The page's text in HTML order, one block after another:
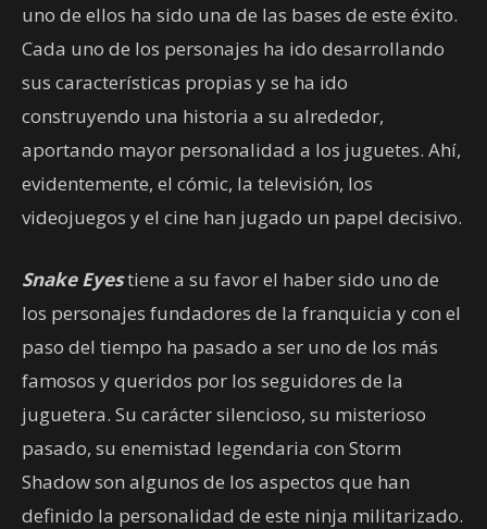
uno de ellos ha sido una de las bases de este éxito.
Cada uno de los personajes ha ido desarrollando
sus características propias y se ha ido
construyendo una historia a su alrededor,
aportando mayor personalidad a los juguetes. Ahí,
evidentemente, el cómic, la televisión, los
videojuegos y el cine han jugado un papel decisivo.
Snake Eyestiene a su favor el haber sido uno de
los personajes fundadores de la franquicia y con el
paso del tiempo ha pasado a ser uno de los más
famosos y queridos por los seguidores de la
juguetera. Su carácter silencioso, su misterioso
pasado, su enemistad legendaria con Storm
Shadow son algunos de los aspectos que han
definido la personalidad de este ninja militarizado.